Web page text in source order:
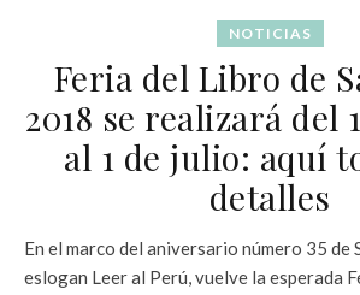
NOTICIAS
Feria del Libro de
2018 se realizará del
al 1 de julio: aquí
detalles
En el marco del aniversario número 35 de
eslogan Leer al Perú, vuelve la esperada